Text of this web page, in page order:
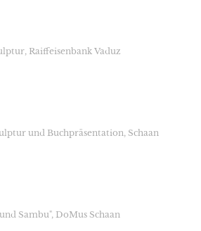
Raiffeisenbank Vaduz
und Buchpräsentation, Schaan
Sambu", DoMus Schaan